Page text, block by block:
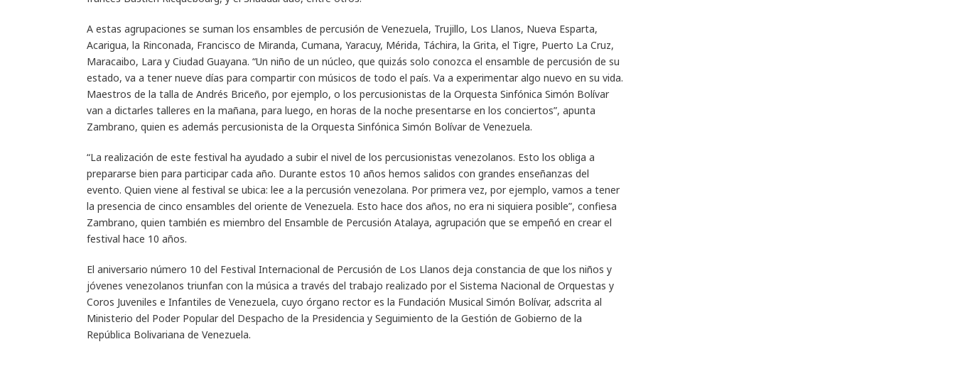
A estas agrupaciones se suman los ensambles de percusión de Venezuela, Trujillo, Los Llanos, Nueva Esparta,
Acarigua, la Rinconada, Francisco de Miranda, Cumana, Yaracuy, Mérida, Táchira, la Grita, el Tigre, Puerto La Cruz,
Maracaibo, Lara y Ciudad Guayana. “Un niño de un núcleo, que quizás solo conozca el ensamble de percusión de su
estado, va a tener nueve días para compartir con músicos de todo el país. Va a experimentar algo nuevo en su vida.
Maestros de la talla de Andrés Briceño, por ejemplo, o los percusionistas de la Orquesta Sinfónica Simón Bolívar
van a dictarles talleres en la mañana, para luego, en horas de la noche presentarse en los conciertos”, apunta
Zambrano, quien es además percusionista de la Orquesta Sinfónica Simón Bolívar de Venezuela.
“La realización de este festival ha ayudado a subir el nivel de los percusionistas venezolanos. Esto los obliga a
prepararse bien para participar cada año. Durante estos 10 años hemos salidos con grandes enseñanzas del
evento. Quien viene al festival se ubica: lee a la percusión venezolana. Por primera vez, por ejemplo, vamos a tener
la presencia de cinco ensambles del oriente de Venezuela. Esto hace dos años, no era ni siquiera posible”, confiesa
Zambrano, quien también es miembro del Ensamble de Percusión Atalaya, agrupación que se empeñó en crear el
festival hace 10 años.
El aniversario número 10 del Festival Internacional de Percusión de Los Llanos deja constancia de que los niños y
jóvenes venezolanos triunfan con la música a través del trabajo realizado por el Sistema Nacional de Orquestas y
Coros Juveniles e Infantiles de Venezuela, cuyo órgano rector es la Fundación Musical Simón Bolívar, adscrita al
Ministerio del Poder Popular del Despacho de la Presidencia y Seguimiento de la Gestión de Gobierno de la
República Bolivariana de Venezuela.